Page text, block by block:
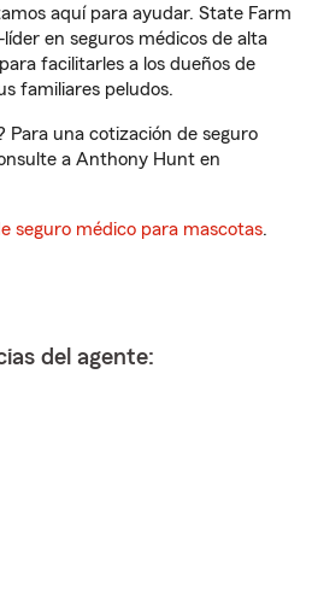
aquí para ayudar. State Farm
en seguros médicos de alta
facilitarles a los dueños de
familiares peludos.
Para una cotización de seguro
a Anthony Hunt en
seguro médico para mascotas.
del agente: